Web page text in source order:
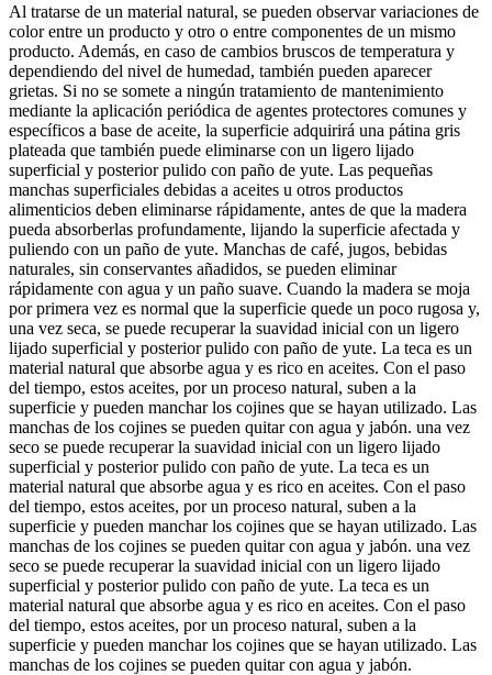
Al tratarse de un material natural, se pueden observar variaciones de
color entre un producto y otro o entre componentes de un mismo
producto. Además, en caso de cambios bruscos de temperatura y
dependiendo del nivel de humedad, también pueden aparecer
grietas. Si no se somete a ningún tratamiento de mantenimiento
mediante la aplicación periódica de agentes protectores comunes y
específicos a base de aceite, la superficie adquirirá una pátina gris
plateada que también puede eliminarse con un ligero lijado
superficial y posterior pulido con paño de yute. Las pequeñas
manchas superficiales debidas a aceites u otros productos
alimenticios deben eliminarse rápidamente, antes de que la madera
pueda absorberlas profundamente, lijando la superficie afectada y
puliendo con un paño de yute. Manchas de café, jugos, bebidas
naturales, sin conservantes añadidos, se pueden eliminar
rápidamente con agua y un paño suave. Cuando la madera se moja
por primera vez es normal que la superficie quede un poco rugosa y,
una vez seca, se puede recuperar la suavidad inicial con un ligero
lijado superficial y posterior pulido con paño de yute. La teca es un
material natural que absorbe agua y es rico en aceites. Con el paso
del tiempo, estos aceites, por un proceso natural, suben a la
superficie y pueden manchar los cojines que se hayan utilizado. Las
manchas de los cojines se pueden quitar con agua y jabón. una vez
seco se puede recuperar la suavidad inicial con un ligero lijado
superficial y posterior pulido con paño de yute. La teca es un
material natural que absorbe agua y es rico en aceites. Con el paso
del tiempo, estos aceites, por un proceso natural, suben a la
superficie y pueden manchar los cojines que se hayan utilizado. Las
manchas de los cojines se pueden quitar con agua y jabón. una vez
seco se puede recuperar la suavidad inicial con un ligero lijado
superficial y posterior pulido con paño de yute. La teca es un
material natural que absorbe agua y es rico en aceites. Con el paso
del tiempo, estos aceites, por un proceso natural, suben a la
superficie y pueden manchar los cojines que se hayan utilizado. Las
manchas de los cojines se pueden quitar con agua y jabón.